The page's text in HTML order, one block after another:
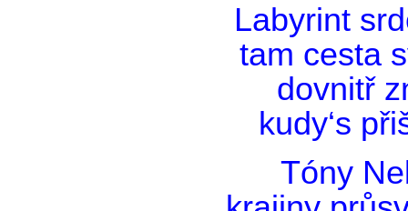
Labyrint
tam cesta
dovnitř
kudy‘s
Tóny